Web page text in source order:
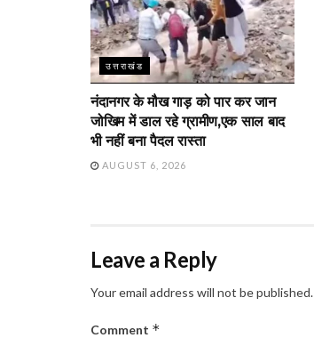
उत्तराखंड
नंदानगर के मौख गाड़ को पार कर जान
जोखिम में डाल रहे ग्रामीण,एक साल बाद
भी नहीं बना पैदल रास्ता
AUGUST 6, 2026
Leave a Reply
Your email address will not be published.
Comment *